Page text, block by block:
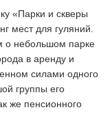
«Парки и скверы
мест для гуляний.
о небольшом парке
в аренду и
силами одного
группы его
же пенсионного